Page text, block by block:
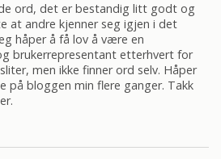
ord, det er bestandig litt godt og
at andre kjenner seg igjen i det
håper å få lov å være en
brukerrepresentant etterhvert for
men ikke finner ord selv. Håper
på bloggen min flere ganger. Takk